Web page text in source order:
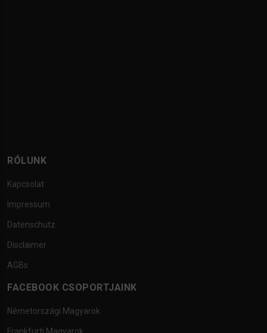
RÓLUNK
Kapcsolat
Impressum
Datenschutz
Disclaimer
AGBs
FACEBOOK CSOPORTJAINK
Németországi Magyarok
Frankfurti Magyarok